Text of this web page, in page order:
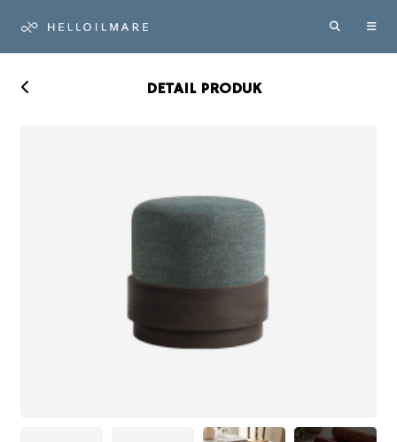
DETAIL PRODUK